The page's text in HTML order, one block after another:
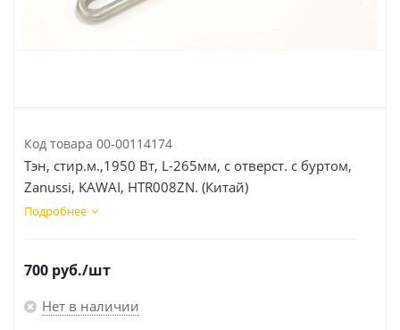
Код товара 00-00114174
Тэн, стир.м.,1950 Вт, L-265мм, с отверст. с буртом,
Zanussi, KAWAI, HTR008ZN. (Китай)
Подробнее
700 руб./шт
Нет в наличии